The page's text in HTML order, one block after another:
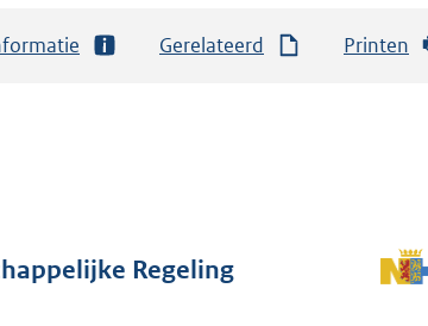
Gerelateerd Printen
Regeling